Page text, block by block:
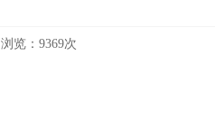
浏览：9369次